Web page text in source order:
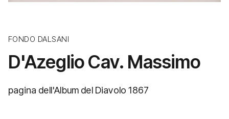
FONDO DALSANI
D'Azeglio Cav. Massimo
pagina dell'Album del Diavolo 1867